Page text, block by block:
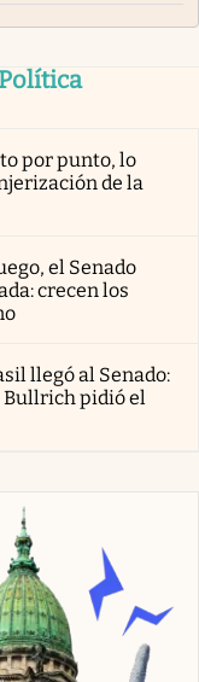
por punto, lo
de la
el Senado
crecen los
llegó al Senado:
Bullrich pidió el